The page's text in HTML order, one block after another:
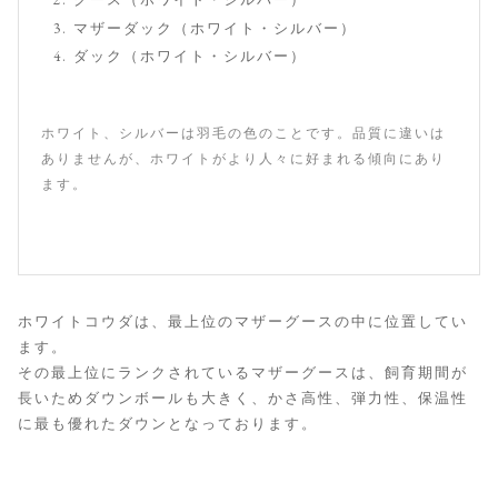
マザーダック（ホワイト・シルバー）
ダック（ホワイト・シルバー）
ホワイト、シルバーは羽毛の色のことです。品質に違いは
ありませんが、ホワイトがより人々に好まれる傾向にあり
ます。
ホワイトコウダは、最上位のマザーグースの中に位置してい
ます。
その最上位にランクされているマザーグースは、飼育期間が
長いためダウンボールも大きく、かさ高性、弾力性、保温性
に最も優れたダウンとなっております。